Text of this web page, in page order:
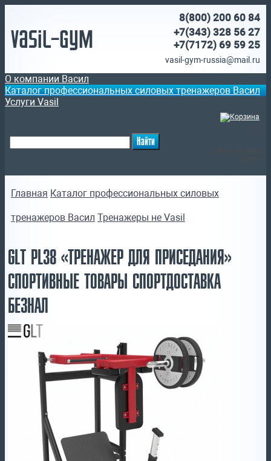
Vasil-Gym
8(800) 200 60 84
+7(343) 328 56 27
+7(7172) 69 59 25
vasil-gym-russia@mail.ru
О компании Васил
Каталог профессиональных силовых тренажеров Васил
Услуги Vasil
Главная Каталог профессиональных силовых
тренажеров Васил Тренажеры не Vasil
GLT PL38 «ТРЕНАЖЕР ДЛЯ ПРИСЕДАНИЯ»
СПОРТИВНЫЕ ТОВАРЫ СПОРТДОСТАВКА
БЕЗНАЛ